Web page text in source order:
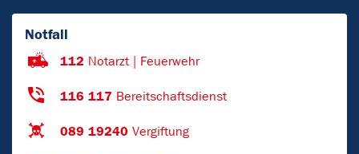
Notfall
112 Notarzt | Feuerwehr
116 117 Bereitschaftsdienst
089 19240 Vergiftung